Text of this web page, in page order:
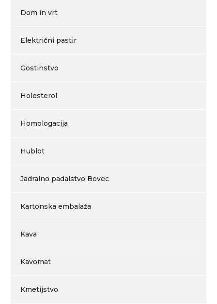
Dom in vrt
Električni pastir
Gostinstvo
Holesterol
Homologacija
Hublot
Jadralno padalstvo Bovec
Kartonska embalaža
Kava
Kavomat
Kmetijstvo